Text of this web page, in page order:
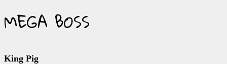
MEGA BOSS
King Pig